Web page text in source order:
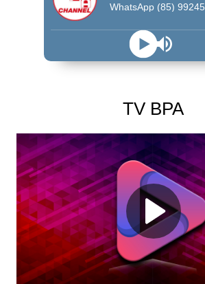
WhatsApp (85) 99245 - 9009
TV BPA